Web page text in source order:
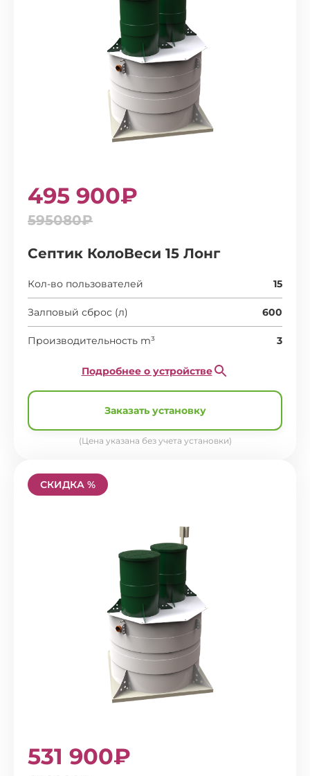
495 900₽
595080₽
Септик КолоВеси 15 Лонг
Кол-во пользователей 15
Залповый сброс (л) 600
Производительность m³ 3
Подробнее о устройстве
Заказать установку
(Цена указана без учета установки)
СКИДКА %
531 900₽